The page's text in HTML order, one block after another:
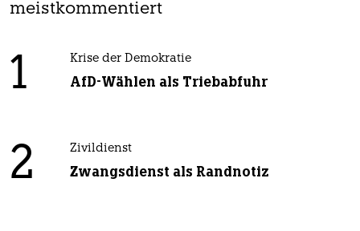
meistkommentiert
1 Krise der Demokratie
AfD-Wählen als Triebabfuhr
2 Zivildienst
Zwangsdienst als Randnotiz